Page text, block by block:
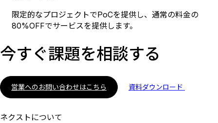
限定的なプロジェクトでPoCを提供し、通常の料金の
80%OFFでサービスを提供します。
今すぐ課題を相談する
営業へのお問い合わせはこちら 資料ダウンロード
ネクストについて